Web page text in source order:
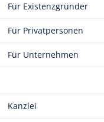
Für Existenzgründer
Für Privatpersonen
Für Unternehmen
Kanzlei